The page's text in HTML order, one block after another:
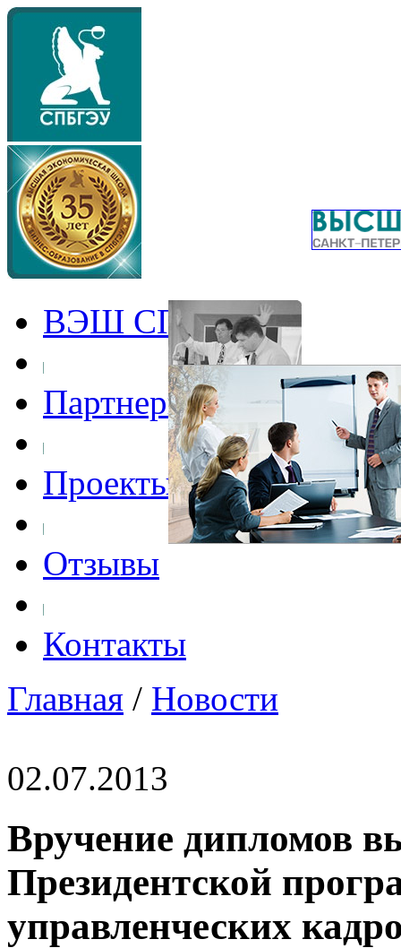
ВЭШ СПбГЭУ
Партнеры
Проекты
Отзывы
Контакты
Главная / Новости
02.07.2013
Вручение дипломов
Президентской
управленческих